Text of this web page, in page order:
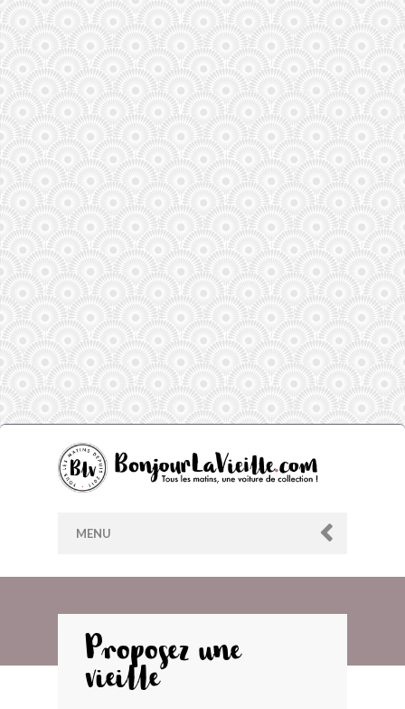
MENU
ARCHIVES
Proposez une
vieille